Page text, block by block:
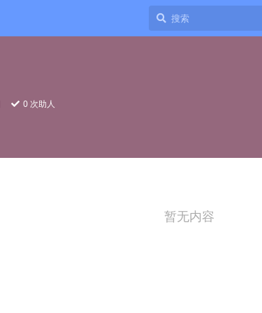
0 次助人
暂无内容